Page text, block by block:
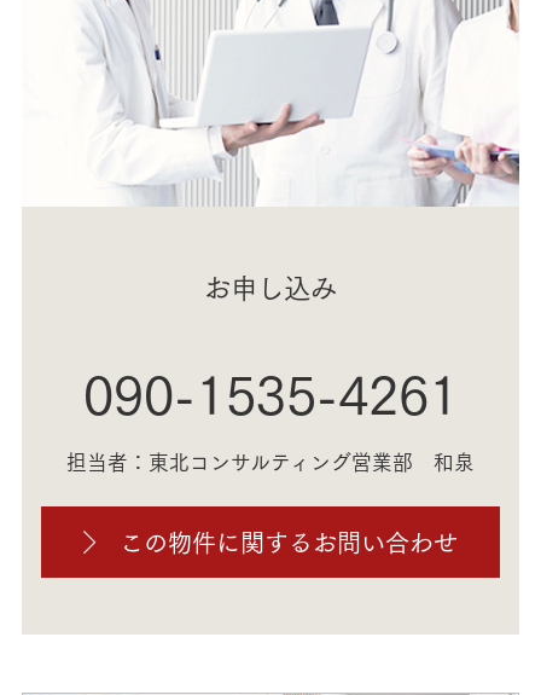
お申し込み
090-1535-4261
担当者：東北コンサルティング営業部 和泉
この物件に関するお問い合わせ